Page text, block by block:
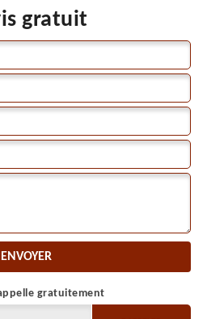
gratuit
gratuitement